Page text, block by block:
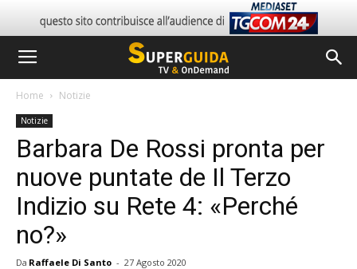
Home Notizie
Notizie
Barbara De Rossi pronta per
nuove puntate de Il Terzo
Indizio su Rete 4: «Perché
no?»
Da Raffaele Di Santo - 27 Agosto 2020